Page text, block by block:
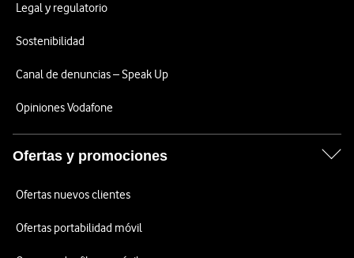
Legal y regulatorio
Sostenibilidad
Canal de denuncias – Speak Up
Opiniones Vodafone
Ofertas y promociones
Ofertas nuevos clientes
Ofertas portabilidad móvil